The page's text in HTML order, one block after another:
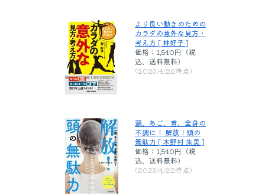
より良い動きのための
カラダの意外な見方・
考え方 [ 林好子 ]
価格：1,540円（税
込、送料無料)
(2023/4/22時点)
頭、あご、首、全身の
不調に！ 解放！頭の
無駄力 [ 木野村 朱美 ]
価格：1,540円（税
込、送料無料)
(2023/4/22時点)